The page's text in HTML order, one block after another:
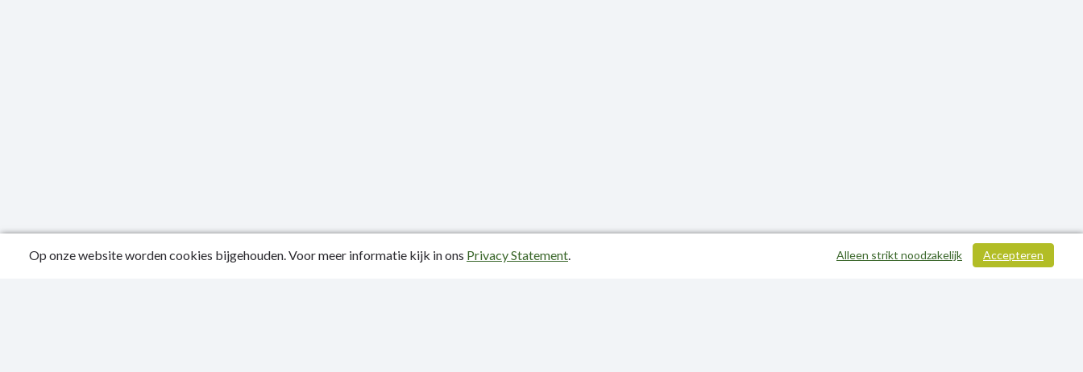
Publicatiedatum: 15-06-2026
Op onze website worden cookies bijgehouden. Voor meer informatie kijk in ons Privacy Statement. Accepteren
Alleen strikt noodzakelijk